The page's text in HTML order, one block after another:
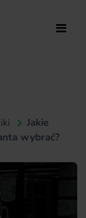
Jakie
wybrać?